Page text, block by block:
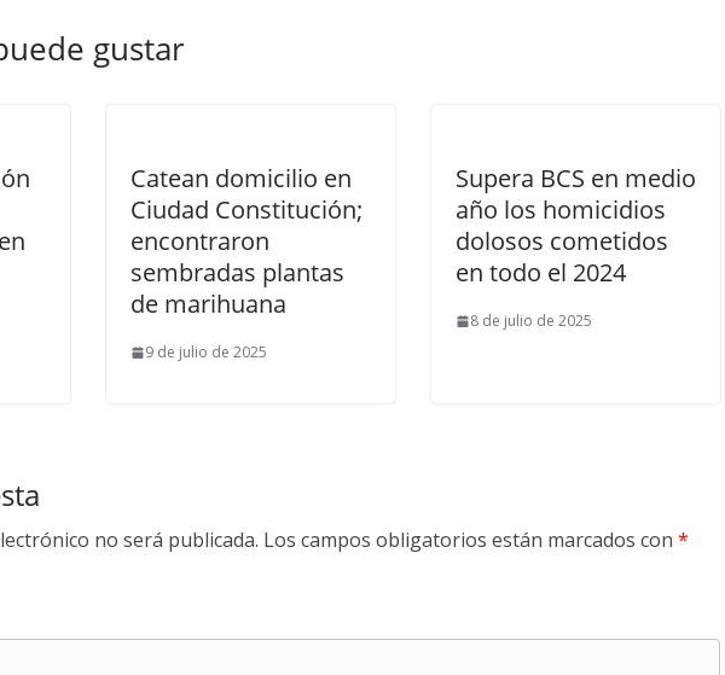
gustar
Catean domicilio en
Ciudad Constitución;
encontraron
sembradas plantas
de marihuana
9 de julio de 2025
Supera BCS en medio
año los homicidios
dolosos cometidos
en todo el 2024
8 de julio de 2025
no será publicada. Los campos obligatorios están marcados con *